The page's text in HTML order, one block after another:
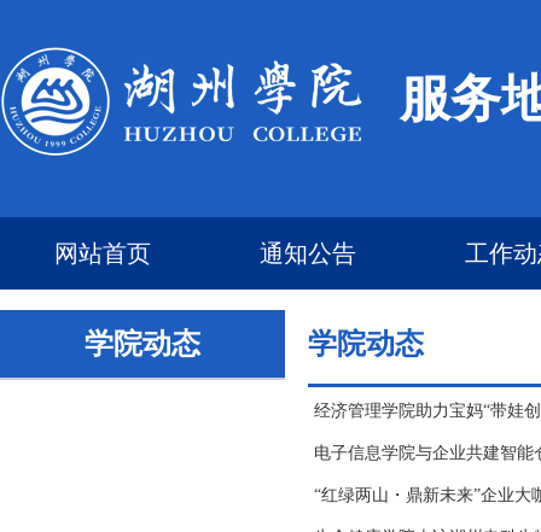
服务
网站首页 通知公告 工作
学院动态 学院动态
经济管理学院助力宝妈“带娃
电子信息学院与企业共建智能
“红绿两山・鼎新未来”企业大